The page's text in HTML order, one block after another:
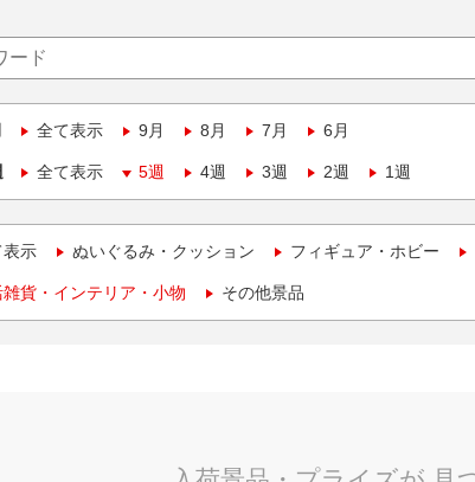
全て表示 9月 8月 7月 6月
全て表示 5週 4週 3週 2週 1週
表示 ぬいぐるみ・クッション フィギュア・ホビー
貨・インテリア・小物 その他景品